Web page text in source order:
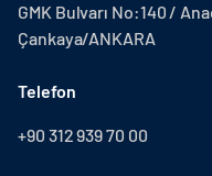
GMK Bulvarı No:140 /
Çankaya/ANKARA
Telefon
+90 312 939 70 00